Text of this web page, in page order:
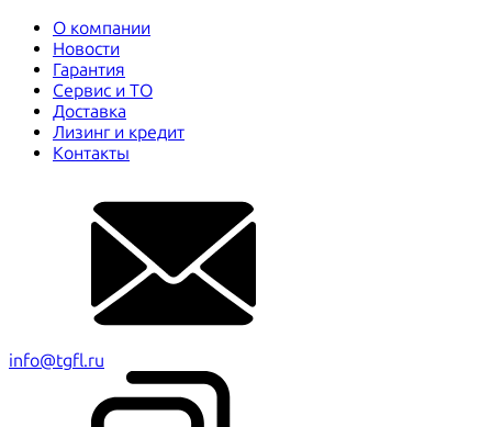
О компании
Новости
Гарантия
Сервис и ТО
Доставка
Лизинг и кредит
Контакты
info@tgfl.ru